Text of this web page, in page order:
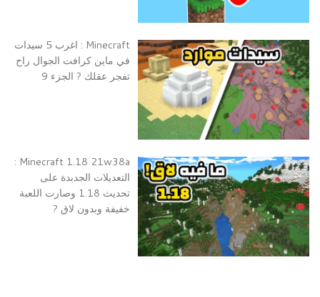
Minecraft : اغرب 5 سيدات
في ماين كرافت الجوال راح
تفجر عقلك ? الجزء 9
Minecraft 1.18 21w38a :
التعديلات الجدبدة على
تحديث 1.18 وصارت اللعبة
خفيفة وبدون لاق ?